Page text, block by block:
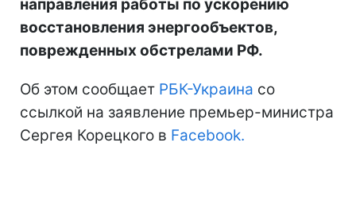
направления работы по ускорению
восстановления энергообъектов,
поврежденных обстрелами РФ.
Об этом сообщает РБК-Украина со
ссылкой на заявление премьер-министра
Сергея Корецкого в Facebook.